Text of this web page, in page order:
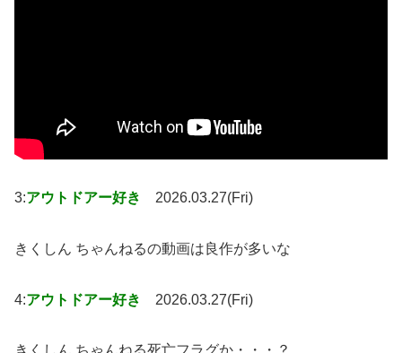
3:アウトドアー好き 2026.03.27(Fri)
きくしん ちゃんねるの動画は良作が多いな
4:アウトドアー好き 2026.03.27(Fri)